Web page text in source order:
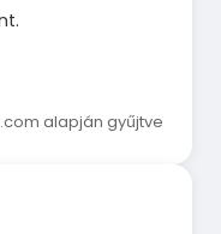
alapján gyűjtve